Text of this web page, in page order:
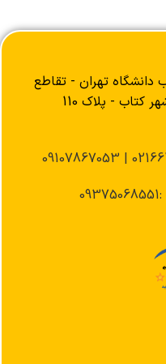
دانشگاه تهران - تقاطع
کتاب - پلاک 110